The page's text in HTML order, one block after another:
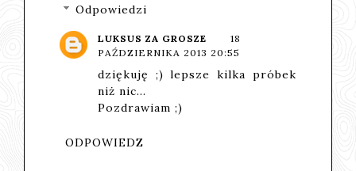
Odpowiedzi
LUKSUS ZA GROSZE
18
PAŹDZIERNIKA 2013 20:55
dziękuję ;) lepsze kilka próbek
niż nic...
Pozdrawiam ;)
ODPOWIEDZ